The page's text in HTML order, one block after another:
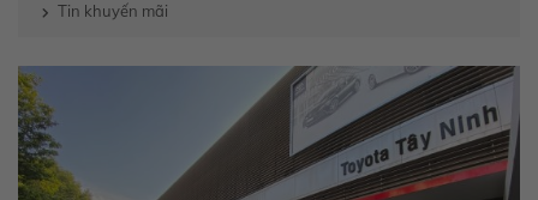
Tin khuyến mãi